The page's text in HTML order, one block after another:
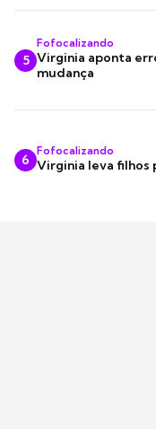
5
Fofocalizando
Virginia aponta
mudança
6
Fofocalizando
Virginia leva filhos